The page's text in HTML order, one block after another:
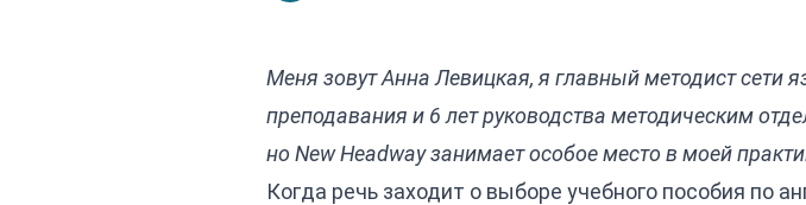
Меня зовут Анна Левицкая, я главный методист сети
преподавания и 6 лет руководства методическим
но New Headway занимает особое место в моей
Когда речь заходит о выборе учебного пособия по